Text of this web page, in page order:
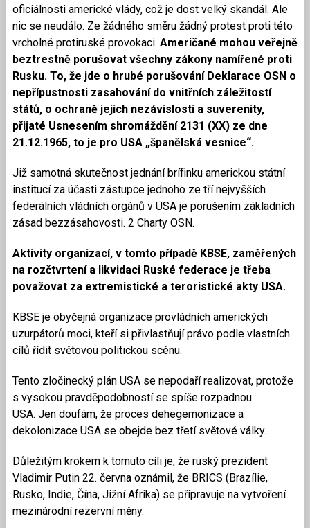
oficiálnosti americké vlády, což je dost velký skandál. Ale
nic se neudálo. Ze žádného směru žádný protest proti této
vrcholné protiruské provokaci. Američané mohou veřejně
beztrestně porušovat všechny zákony namířené proti
Rusku. To, že jde o hrubé porušování Deklarace OSN o
nepřípustnosti zasahování do vnitřních záležitostí
států, o ochraně jejich nezávislosti a suverenity,
přijaté Usnesením shromáždění 2131 (XX) ze dne
21.12.1965, to je pro USA „španělská vesnice“.
Již samotná skutečnost jednání brífinku americkou státní
institucí za účasti zástupce jednoho ze tří nejvyšších
federálních vládních orgánů v USA je porušením základních
zásad bezzásahovosti. 2 Charty OSN.
Aktivity organizací, v tomto případě KBSE, zaměřených
na rozčtvrtení a likvidaci Ruské federace je třeba
považovat za extremistické a teroristické akty USA.
KBSE je obyčejná organizace provládních amerických
uzurpátorů moci, kteří si přivlastňují právo podle vlastních
cílů řídit světovou politickou scénu.
Tento zločinecký plán USA se nepodaří realizovat, protože
s vysokou pravděpodobností se spíše rozpadnou
USA. Jen doufám, že proces dehegemonizace a
dekolonizace USA se obejde bez třetí světové války.
Důležitým krokem k tomuto cíli je, že ruský prezident
Vladimir Putin 22. června oznámil, že BRICS (Brazílie,
Rusko, Indie, Čína, Jižní Afrika) se připravuje na vytvoření
mezinárodní rezervní měny.